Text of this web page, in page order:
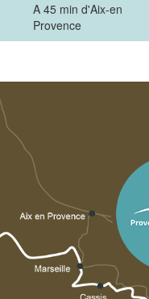
A 45 min d'Aix-en
Provence